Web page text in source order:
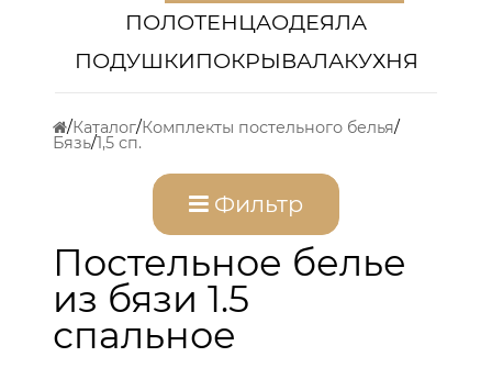
ПОЛОТЕНЦАОДЕЯЛА
ПОДУШКИПОКРЫВАЛАКУХНЯ
Каталог Комплекты постельного белья
Бязь 1,5 сп.
Фильтр
Постельное белье
из бязи 1.5
спальное